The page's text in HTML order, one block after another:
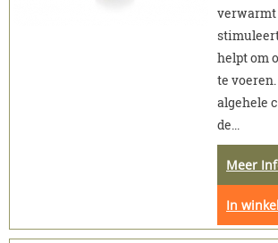
verwarmt
helpt om
te
algehele
de...
Meer
In